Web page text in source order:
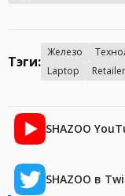
Тэги:
Железо
Laptop
Retailer
SHAZOO
SHAZOO в